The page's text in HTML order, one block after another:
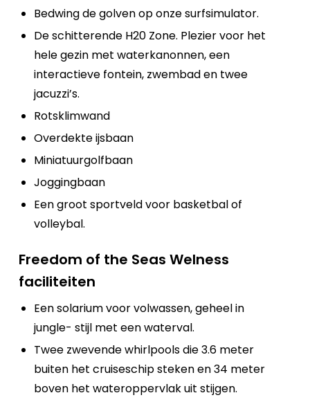
Bedwing de golven op onze surfsimulator.
De schitterende H20 Zone. Plezier voor het
hele gezin met waterkanonnen, een
interactieve fontein, zwembad en twee
jacuzzi’s.
Rotsklimwand
Overdekte ijsbaan
Miniatuurgolfbaan
Joggingbaan
Een groot sportveld voor basketbal of
volleybal.
Freedom of the Seas Welness
faciliteiten
Een solarium voor volwassen, geheel in
jungle- stijl met een waterval.
Twee zwevende whirlpools die 3.6 meter
buiten het cruiseschip steken en 34 meter
boven het wateroppervlak uit stijgen.